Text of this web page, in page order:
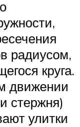
радиусом,
круга.
движении
стержня)
улитки